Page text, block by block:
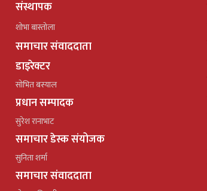
संस्थापक
शोभा बास्तोला
समाचार संवाददाता
डाइरेक्टर
सोभित बस्याल
प्रधान सम्पादक
सुरेश रानाभाट
समाचार डेस्क संयोजक
सुनिता शर्मा
समाचार संवाददाता